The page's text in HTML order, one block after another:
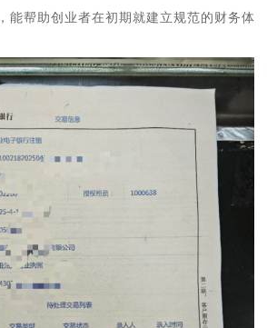
能帮助创业者在初期就建立规范的财务体